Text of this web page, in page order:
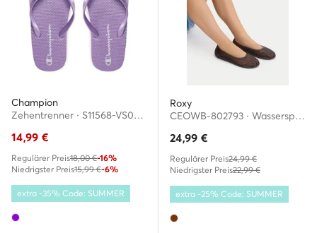
Champion
Zehentrenner · S11568-VS022 · Violett
14,99 €
Regulärer Preis18,00 €-16%
Niedrigster Preis15,99 €-6%
extra -35% Code: SUMMER
Roxy
CEOWB-802793 · Wassersportschuhe
24,99 €
Regulärer Preis24,99 €
Niedrigster Preis22,99 €
extra -25% Code: SUMMER